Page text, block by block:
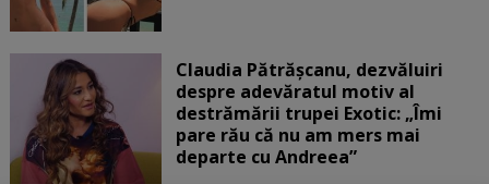
Claudia Pătrășcanu, dezvăluiri
despre adevăratul motiv al
destrămării trupei Exotic: „Îmi
pare rău că nu am mers mai
departe cu Andreea”